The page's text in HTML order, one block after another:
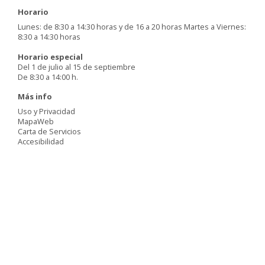
Horario
Lunes: de 8:30 a 14:30 horas y de 16 a 20 horas Martes a Viernes:
8:30 a 14:30 horas
Horario especial
Del 1 de julio al 15 de septiembre
De 8:30 a 14:00 h.
Más info
Uso y Privacidad
MapaWeb
Carta de Servicios
Accesibilidad